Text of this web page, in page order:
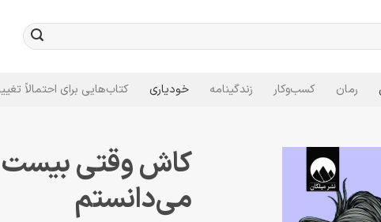
رمان کسب‌وکار زندگینامه خودیاری کتاب‌هایی برای احتمالاً
کاش وقتی بیست
می‌دانستم